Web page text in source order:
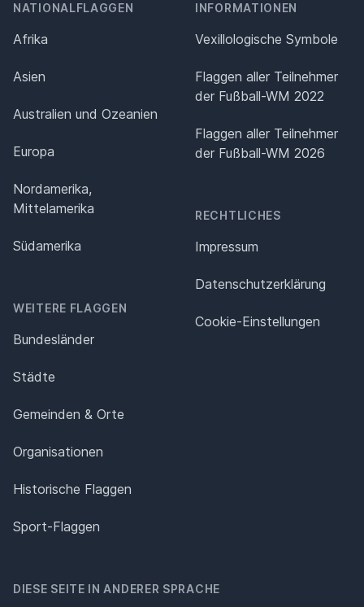
NATIONALFLAGGEN
Afrika
Asien
Australien und Ozeanien
Europa
Nordamerika,
Mittelamerika
Südamerika
WEITERE FLAGGEN
Bundesländer
Städte
Gemeinden & Orte
Organisationen
Historische Flaggen
Sport-Flaggen
INFORMATIONEN
Vexillologische Symbole
Flaggen aller Teilnehmer
der Fußball-WM 2022
Flaggen aller Teilnehmer
der Fußball-WM 2026
RECHTLICHES
Impressum
Datenschutz­erklärung
Cookie-Einstellungen
DIESE SEITE IN ANDERER SPRACHE